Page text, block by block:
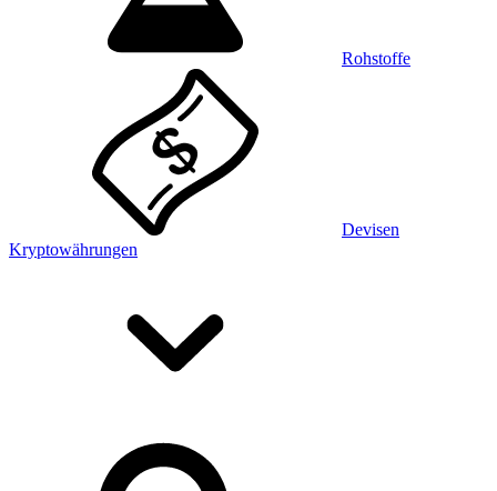
Rohstoffe
Devisen
Kryptowährungen